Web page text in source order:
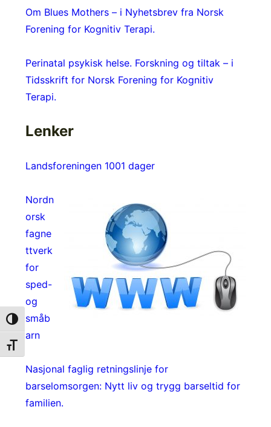
Toggle High Contrast
Toggle Font Size
Om Blues Mothers – i Nyhetsbrev fra Norsk
Forening for Kognitiv Terapi.
Perinatal psykisk helse. Forskning og tiltak – i
Tidsskrift for Norsk Forening for Kognitiv
Terapi.
Lenker
Landsforeningen 1001 dager
Nordn
orsk
fagne
ttverk
for
sped-
og
småb
arn
Nasjonal faglig retningslinje for
barselomsorgen: Nytt liv og trygg barseltid for
familien.